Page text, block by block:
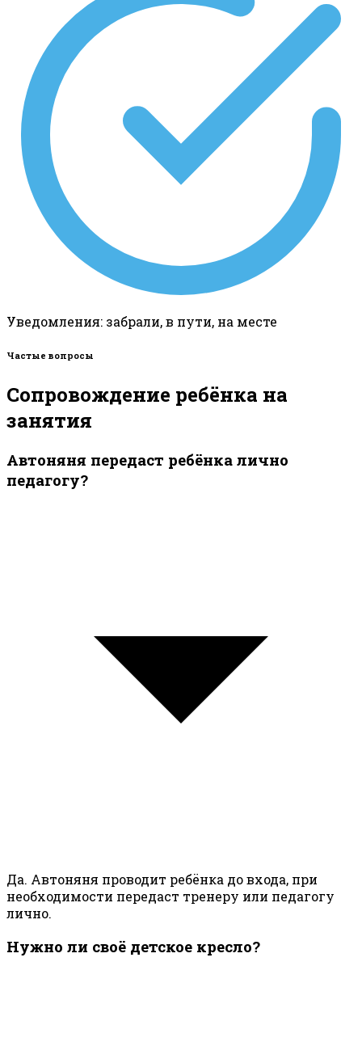
Уведомления: забрали, в пути, на месте
Частые вопросы
Сопровождение ребёнка на
занятия
Автоняня передаст ребёнка лично
педагогу?
Да. Автоняня проводит ребёнка до входа, при
необходимости передаст тренеру или педагогу
лично.
Нужно ли своё детское кресло?